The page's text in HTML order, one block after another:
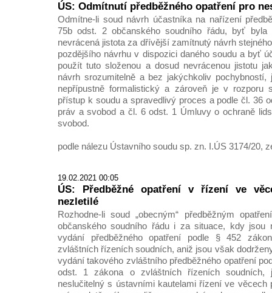
ÚS: Odmítnutí předběžného opatření pro
Odmítne-li soud návrh účastníka na nařízení
75b odst. 2 občanského soudního řádu, byť
nevrácená jistota za dřívější zamítnutý návrh
pozdějšího návrhu v dispozici daného soudu a byť
použít tuto složenou a dosud nevrácenou jistotu
návrh srozumitelně a bez jakýchkoliv pochybností,
nepřípustně formalistický a zároveň je v rozporu
přístup k soudu a spravedlivý proces a podle čl. 36
práv a svobod a čl. 6 odst. 1 Úmluvy o ochraně
svobod.
podle nálezu Ústavního soudu sp. zn. I.ÚS 3174/20,
19.02.2021 00:05
ÚS: Předběžné opatření v řízení ve
nezletilé
Rozhodne-li soud „obecným“ předběžným
občanského soudního řádu i za situace, kdy jsou
vydání předběžného opatření podle § 452
zvláštních řízeních soudních, aniž jsou však
vydání takového zvláštního předběžného opatření
odst. 1 zákona o zvláštních řízeních soudních,
neslučitelný s ústavními kautelami řízení ve věcech